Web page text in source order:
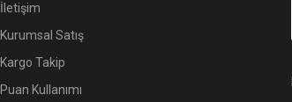
İletişim
Kurumsal Satış
Kargo Takip
Puan Kullanımı